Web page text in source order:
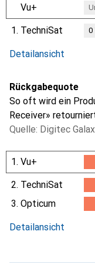
Vu+
1. TechniSat 0
Detailansicht
Rückgabequote
So oft wird ein
Receiver»
Quelle: Digitec
1. Vu+
2. TechniSat
3. Opticum
Detailansicht